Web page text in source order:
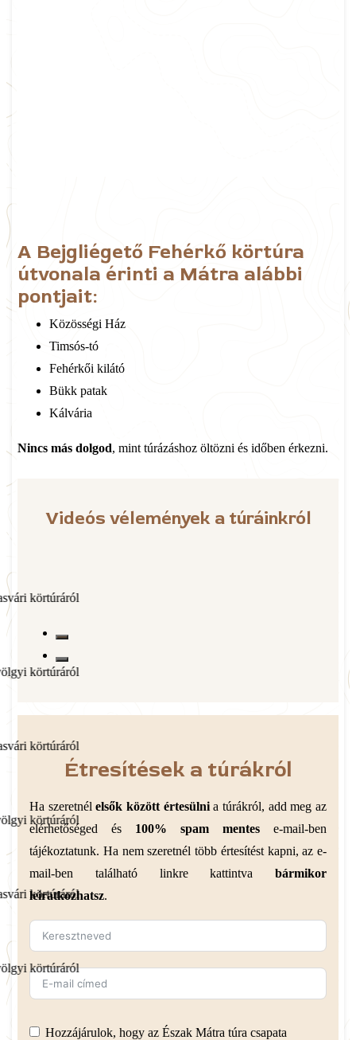
A Bejgliégető Fehérkő körtúra
útvonala érinti a Mátra alábbi
pontjait:
Közösségi Ház
Timsós-tó
Fehérkői kilátó
Bükk patak
Kálvária
Nincs más dolgod, mint túrázáshoz öltözni és időben érkezni.
Videós vélemények a túráinkról
Étresítések a túrákról
Ha szeretnélelsők között értesülnia túrákról, add meg az
elérhetőséged és 100% spam mentes e-mail-ben
tájékoztatunk. Ha nem szeretnél több értesítést kapni, az e-
mail-ben található linkre kattintva bármikor
leiratkozhatsz.
Hozzájárulok, hogy az Észak Mátra túra csapata